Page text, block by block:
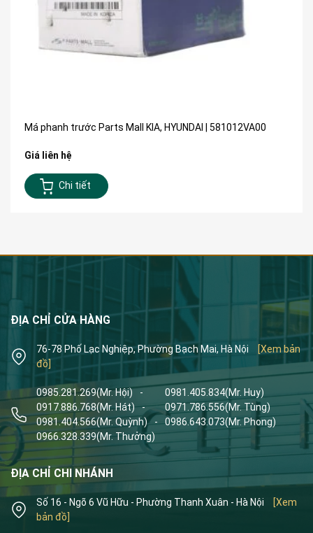
Má phanh trước Parts Mall KIA, HYUNDAI | 581012VA00
Giá liên hệ
Chi tiết
ĐỊA CHỈ CỬA HÀNG
76-78 Phố Lạc Nghiệp, Phường Bạch Mai, Hà Nội
[Xem bản
đồ]
0985.281.269(Mr. Hội) - 0981.405.834(Mr. Huy)
0917.886.768(Mr. Hát) - 0971.786.556(Mr. Tùng)
0981.404.566(Mr. Quỳnh) - 0986.643.073(Mr. Phong)
0966.328.339(Mr. Thưởng)
ĐỊA CHỈ CHI NHÁNH
Số 16 - Ngõ 6 Vũ Hữu - Phường Thanh Xuân - Hà Nội
[Xem
bản đồ]